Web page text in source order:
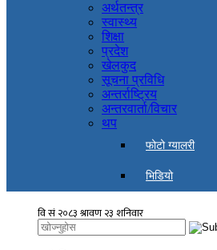
अर्थतन्त्र
स्वास्थ्य
शिक्षा
प्रदेश
खेलकुद
सूचना प्रविधि
अन्तर्राष्ट्रिय
अन्तरवार्ता/विचार
थप
फोटो ग्यालरी
भिडियो